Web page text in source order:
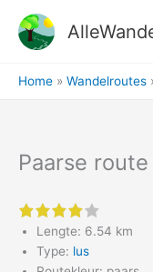
naar
Home Wandelroutes
Paarse
Lengte: 6.54 km
Type: lus